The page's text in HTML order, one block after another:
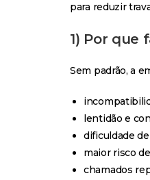
para reduzir
1) Por que
Sem padrão, a
lentidão e
dificuldade
maior risco
chamados